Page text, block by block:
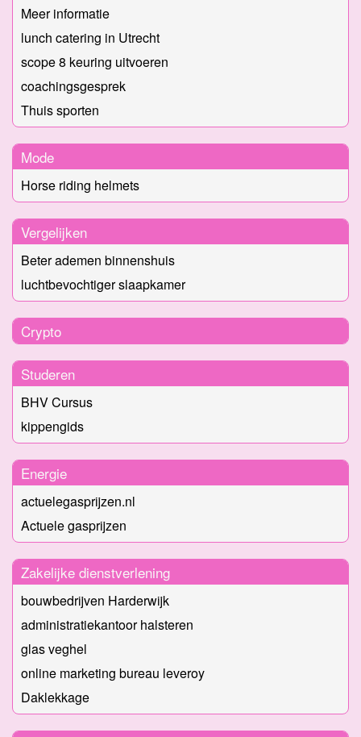
Meer informatie
lunch catering in Utrecht
scope 8 keuring uitvoeren
coachingsgesprek
Thuis sporten
Mode
Horse riding helmets
Vergelijken
Beter ademen binnenshuis
luchtbevochtiger slaapkamer
Crypto
Studeren
BHV Cursus
kippengids
Energie
actuelegasprijzen.nl
Actuele gasprijzen
Zakelijke dienstverlening
bouwbedrijven Harderwijk
administratiekantoor halsteren
glas veghel
online marketing bureau leveroy
Daklekkage